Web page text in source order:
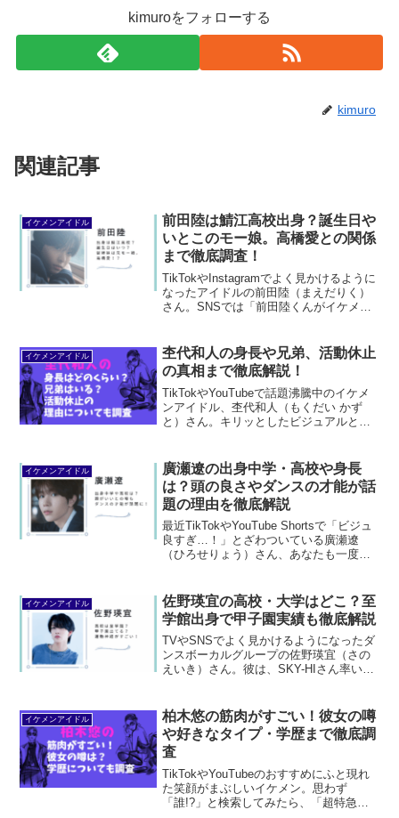
kimuroをフォローする
kimuro
関連記事
イケメンアイドル
前田陸は鯖江高校出身？誕生日や
いとこのモー娘。高橋愛との関係
まで徹底調査！
TikTokやInstagramでよく見かけるように
なったアイドルの前田陸（まえだりく）
さん。SNSでは「前田陸くんがイケメン
代のK-POPファンの間で、まるで韓国...
イケメンアイドル
杢代和人の身長や兄弟、活動休止
の真相まで徹底解説！
TikTokやYouTubeで話題沸騰中のイケメ
ンアイドル、杢代和人（もくだい かず
と）さん。キリッとしたビジュアルと、
です！今回はそんな杢代くんの身長や家
族のこと、活...
イケメンアイドル
廣瀬遼の出身中学・高校や身長
は？頭の良さやダンスの才能が話
題の理由を徹底解説
最近TikTokやYouTube Shortsで「ビジュ
良すぎ…！」とざわついている廣瀬遼
（ひろせりょう）さん、あなたも一度は
グループなの？」と、思わず検索せずに
はい...
イケメンアイドル
佐野瑛宜の高校・大学はどこ？至
学館出身で甲子園実績も徹底解説
TVやSNSでよく見かけるようになったダ
ンスボーカルグループの佐野瑛宜（さの
えいき）さん。彼は、SKY-HIさん率いる
EIKIという名前で活動しています。「め
ちゃ...
イケメンアイドル
柏木悠の筋肉がすごい！彼女の噂
や好きなタイプ・学歴まで徹底調
査
TikTokやYouTubeのおすすめにふと現れ
た笑顔がまぶしいイケメン。思わず
「誰!?」と検索してみたら、「超特急」